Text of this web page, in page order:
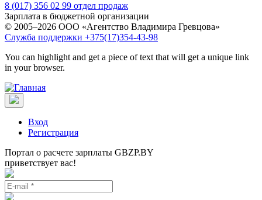
8 (017) 356 02 99 отдел продаж
Зарплата в бюджетной организации
© 2005–2026 ООО «Агентство Владимира Гревцова»
Служба поддержки +375(17)354-43-98
You can highlight and get a piece of text that will get a unique link
in your browser.
Вход
Регистрация
Портал о расчете зарплаты GBZP.BY
приветствует вас!